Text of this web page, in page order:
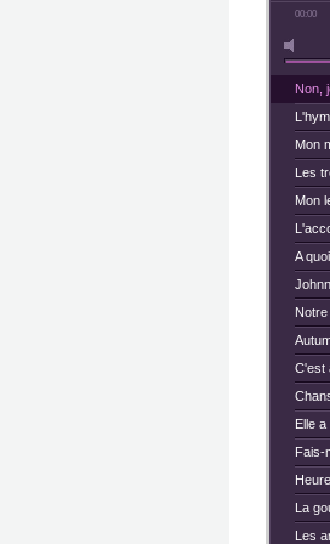
00:00
Non,
Mon
Les
Mon
A
C'est
Elle a
Fais-
La
Les